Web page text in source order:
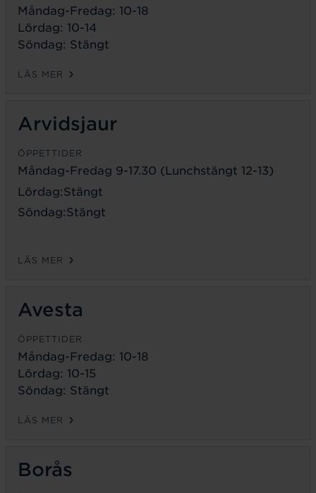
Måndag-Fredag: 10-18
Lördag: 10-14
Söndag: Stängt
LÄS MER
Arvidsjaur
ÖPPETTIDER
Måndag-Fredag 9-17.30 (Lunchstängt 12-13)
Lördag:Stängt
Söndag:Stängt
LÄS MER
Avesta
ÖPPETTIDER
Måndag-Fredag: 10-18
Lördag: 10-15
Söndag: Stängt
LÄS MER
Borås